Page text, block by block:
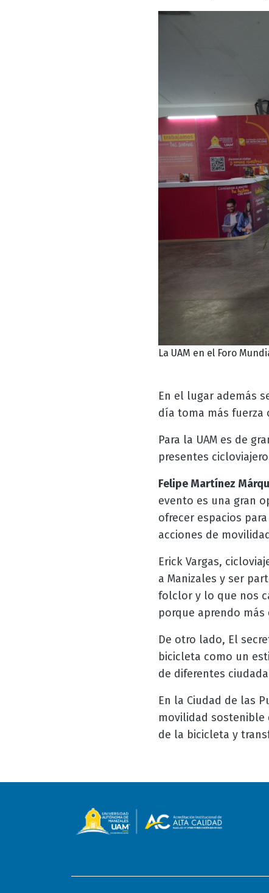
La UAM en el Foro
En el lugar además
día toma más fuerza
Para la UAM es de
presentes
Felipe Martínez
evento es una gran
ofrecer espacios
acciones de
Erick Vargas,
a Manizales y ser
folclor y lo que nos
porque aprendo
De otro lado, El
bicicleta como un
de diferentes
En la Ciudad de las
movilidad sostenible
de la bicicleta y